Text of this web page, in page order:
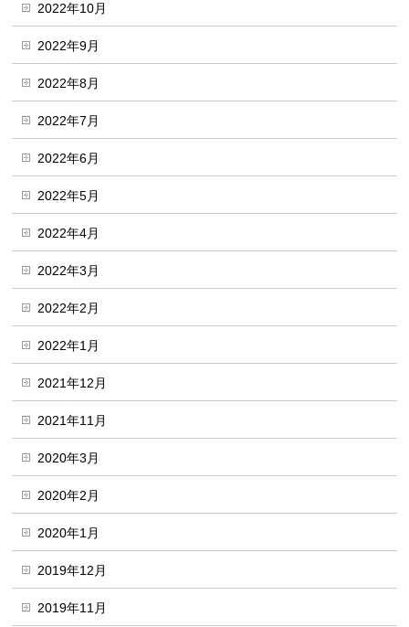
2022年10月
2022年9月
2022年8月
2022年7月
2022年6月
2022年5月
2022年4月
2022年3月
2022年2月
2022年1月
2021年12月
2021年11月
2020年3月
2020年2月
2020年1月
2019年12月
2019年11月